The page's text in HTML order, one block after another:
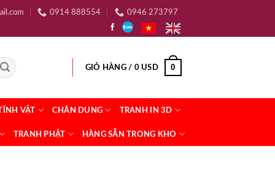
0914 888554 0946 273797
GIỎ HÀNG / 0USD 0
VẬT CHÂN DUNG TRANH IN 3D
TRANH PHẬT HÀNG SẴN TRONG KHO